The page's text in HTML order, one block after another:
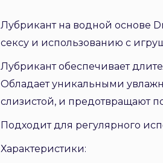
Лубрикант на водной основе
сексу и использованию с
Лубрикант обеспечивает
Обладает уникальными
слизистой, и предотвращают
Подходит для регулярного
Характеристики: